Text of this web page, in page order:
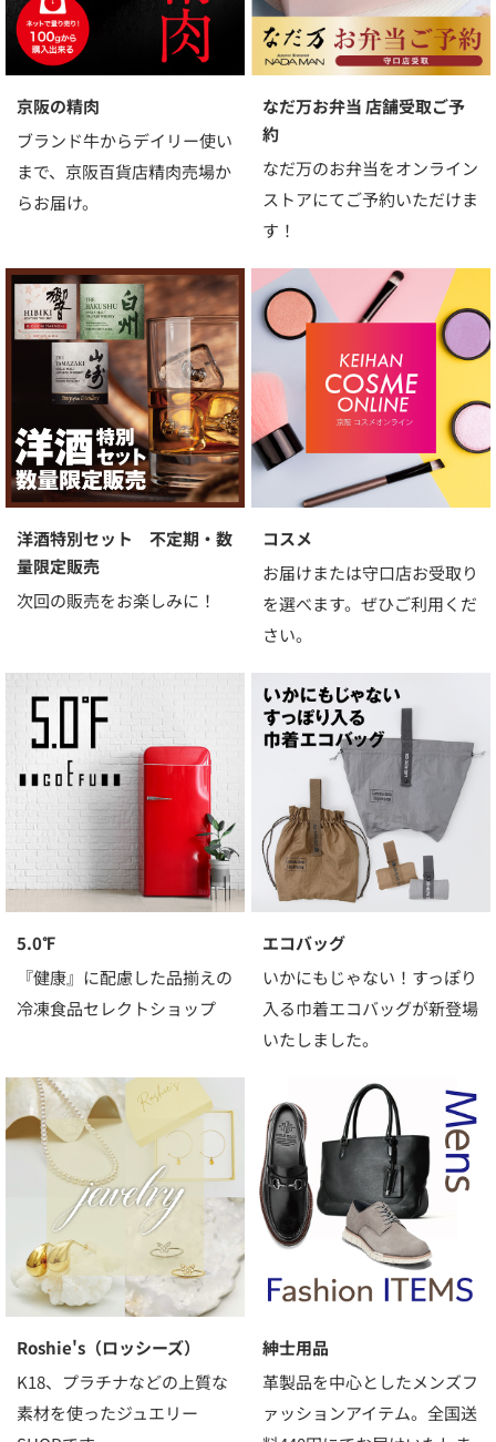
京阪の精肉
ブランド牛からデイリー使い
まで、京阪百貨店精肉売場か
らお届け。
なだ万お弁当 店舗受取ご予
約
なだ万のお弁当をオンライン
ストアにてご予約いただけま
す！
洋酒特別セット 不定期・数
量限定販売
次回の販売をお楽しみに！
コスメ
お届けまたは守口店お受取り
を選べます。ぜひご利用くだ
さい。
5.0℉
『健康』に配慮した品揃えの
冷凍食品セレクトショップ
エコバッグ
いかにもじゃない！すっぽり
入る巾着エコバッグが新登場
いたしました。
Roshie's（ロッシーズ）
K18、プラチナなどの上質な
素材を使ったジュエリー
紳士用品
革製品を中心としたメンズフ
ァッションアイテム。全国送